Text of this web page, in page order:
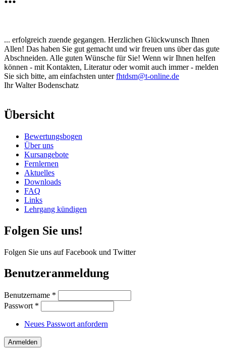
... erfolgreich zuende gegangen. Herzlichen Glückwunsch Ihnen
Allen! Das haben Sie gut gemacht und wir freuen uns über das gute
Abschneiden. Alle guten Wünsche für Sie! Wenn wir Ihnen helfen
können - mit Kontakten, Literatur oder womit auch immer - melden
Sie sich bitte, am einfachsten unterfhtdsm@t-online.de
Ihr Walter Bodenschatz
Übersicht
Bewertungsbogen
Über uns
Kursangebote
Fernlernen
Aktuelles
Downloads
FAQ
Links
Lehrgang kündigen
Folgen Sie uns!
Folgen Sie uns auf Facebook und Twitter
Benutzeranmeldung
Benutzername *
Passwort *
Neues Passwort anfordern